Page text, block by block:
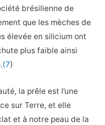
brésilienne de
que les mèches de
élevée en silicium ont
plus faible ainsi
(7)
la prêle est l’une
sur Terre, et elle
et à notre peau de la